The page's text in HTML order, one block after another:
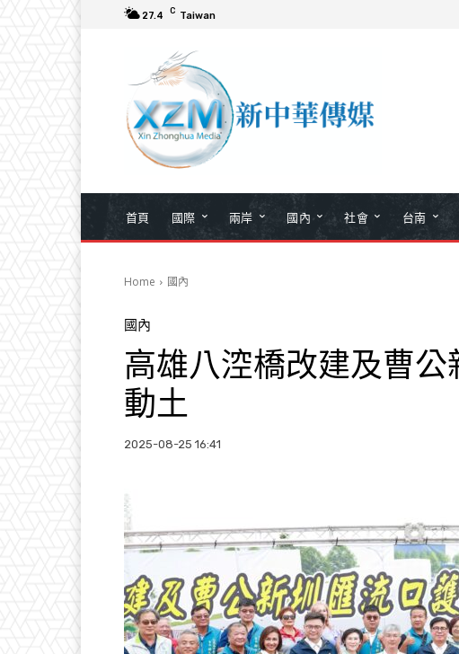
27.4 C Taiwan
首頁 國際 兩岸 國內 社會 台南
Home 國內
國內
高雄八涳橋改建及曹
動土
2025-08-25 16:41